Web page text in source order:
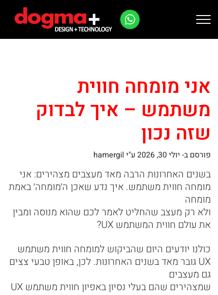
אני מומחה חווית
משתמש – איך לבדוק
שזה נכון
פורסם ב- יולי 30, 2026 ע"י hamergil
בשנים האחרונות הרבה מאד מעצבים מצהירים: אני
מומחה חווית משתמש. איך נדע שאכן ה׳מומחה׳ באמת
מומחה
ולא רק מעצב שהחליט לאמר לכם שהוא מנוסה ומבין
את עולם חווית המשתמש UX?
כולנו יודעים היום שהביקוש למומחה חווית משתמש
UX גובר מאד בשנים האחרונות. לכן, באופן טבעי צצים
גם מעצבים
שמצהירים שהם בעלי נסיון באפיון חווית משתמש UX